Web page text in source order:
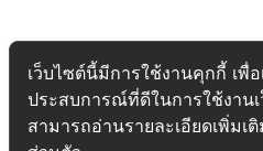
เว็บไซต์นี้มีการใช้งานคุกกี้ เพื่
ประสบการณ์ที่ดีในการใช้งาน
สามารถอ่านรายละเอียดเพิ่มเ